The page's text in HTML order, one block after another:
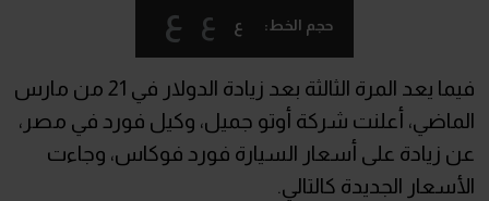
حجم الخط: ع ع ع
فيما يعد المرة الثالثة بعد زيادة الدولار في 21 من مارس
الماضي، أعلنت شركة أوتو جميل، وكيل فورد في مصر،
عن زيادة على أسعار السيارة فورد فوكاس، وجاءت
الأسعار الجديدة كالتالي.